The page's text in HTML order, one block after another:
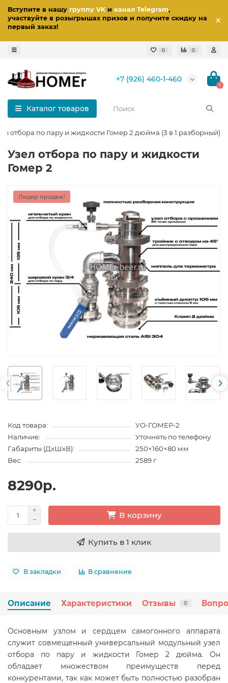
Вступите в нашу группу VKи канал Telegram,
участвуйте в розыгрышах призов и получите скидку на
первый заказ!
0 0
+7 (926) 460-1-460
0
Каталог товаров
отбора по пару и жидкости Гомер 2 дюйма (3 в 1 разборный)
Узел отбора по пару и жидкости
Гомер 2
Лидер продаж!
Код товара:
УО-ГОМЕР-2
Наличие:
Уточнять по телефону
Габариты (ДхШхВ):
250×160×80 мм
Вес:
2589 г
8290р.
В корзину
Купить в 1 клик
В закладки В сравнение
Описание Характеристики Отзывы 0
Основным узлом и сердцем самогонного аппарата
служит совмещенный универсальный модульный узел
отбора по пару и жидкости Гомер 2 дюйма. Он
обладает множеством преимуществ перед
конкурентами, так как может быть полностью разобран